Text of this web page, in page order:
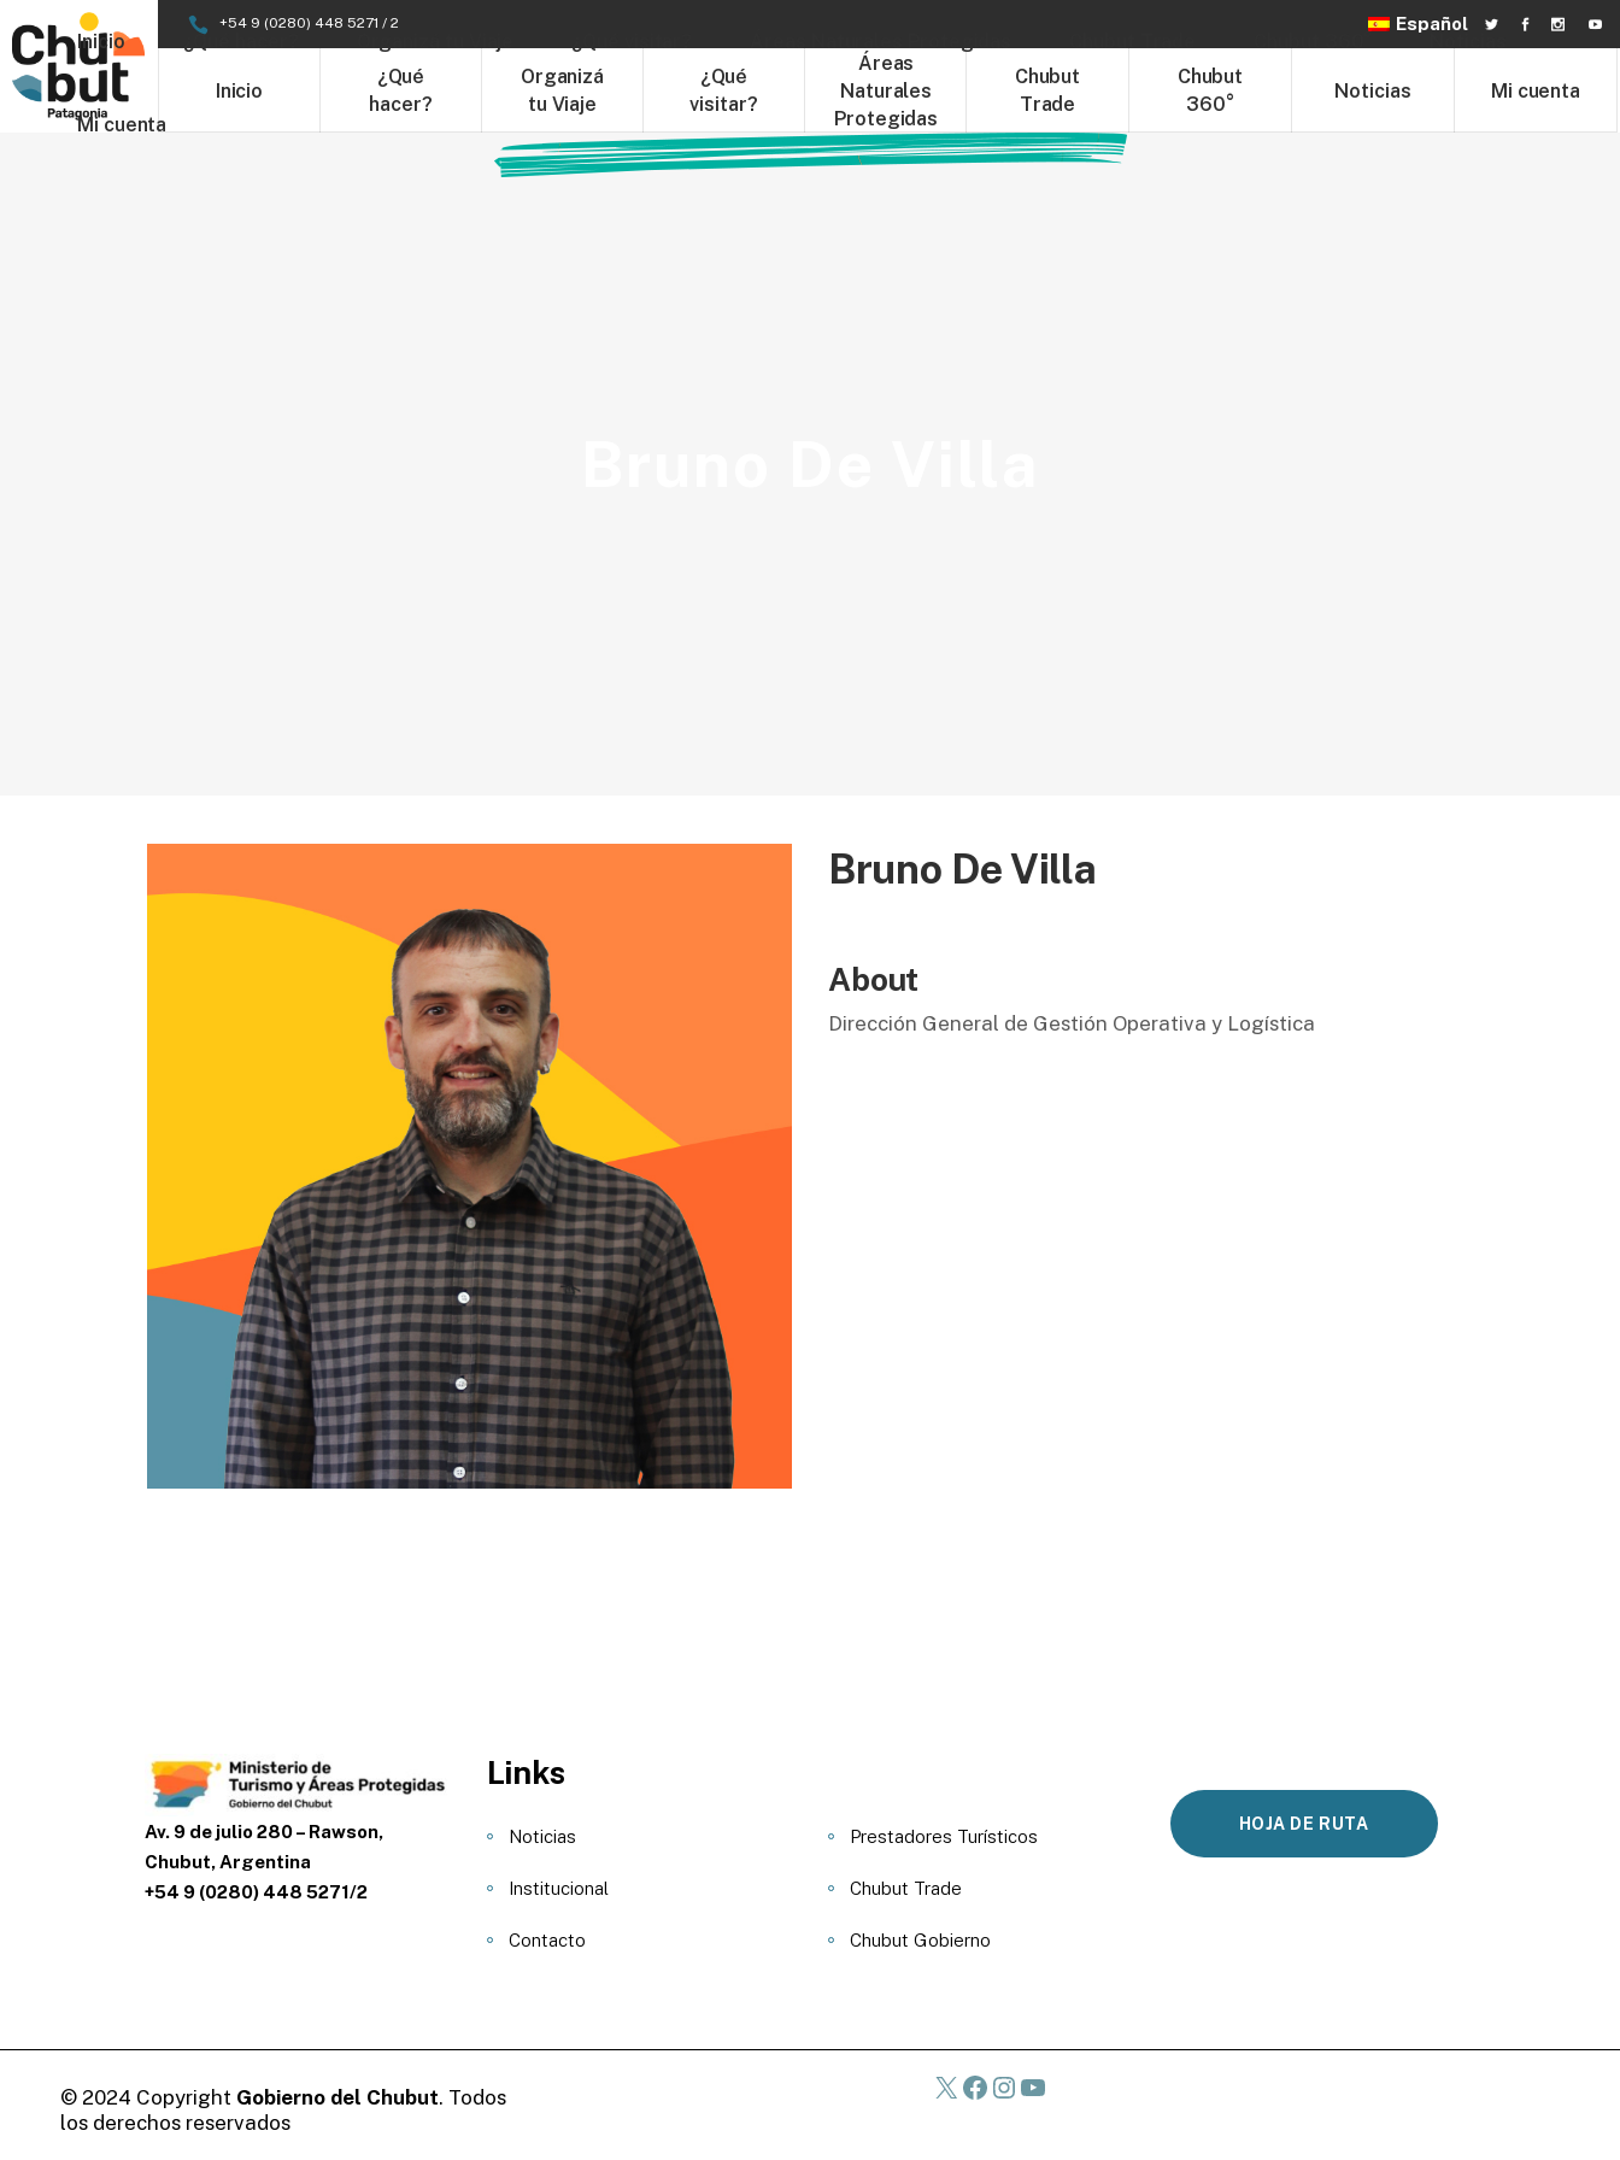
+54 9 (0280) 448 5271 / 2 Español
Inicio
¿Qué
hacer?
Organizá
tu Viaje
¿Qué
visitar?
Áreas
Naturales
Protegidas
Chubut
Trade
Chubut
360°
Noticias Mi cuenta
Inicio ¿Qué hacer?
Mi cuenta
Bruno De Villa
About
Dirección General de Gestión Operativa y Logística
Av. 9 de julio 280 – Rawson,
Chubut, Argentina
+54 9 (0280) 448 5271/2
Links
Noticias
Institucional
Contacto
Prestadores Turísticos
Chubut Trade
Chubut Gobierno
HOJA DE RUTA
© 2024 Copyright Gobierno del Chubut. Todos
los derechos reservados
X Facebook
Instagram
YouTube